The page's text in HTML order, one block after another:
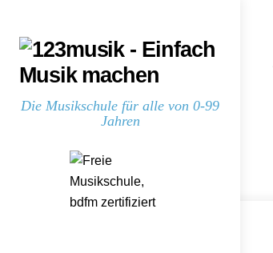
content
content
Die Musikschule für alle von 0-99
Jahren